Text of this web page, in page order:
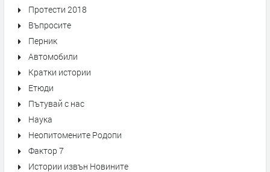
Протести 2018
Въпросите
Перник
Автомобили
Кратки истории
Етюди
Пътувай с нас
Наука
Неопитомените Родопи
Фактор 7
Истории извън Новините